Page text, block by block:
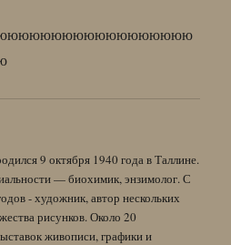
9 октября 1940 года в Таллине.
— биохимик, энзимолог. С
- художник, автор нескольких
рисунков. Около 20
живописи, графики и